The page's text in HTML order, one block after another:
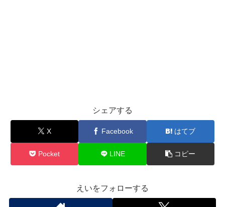
シェアする
X Facebook はてブ
Pocket LINE コピー
えいをフォローする